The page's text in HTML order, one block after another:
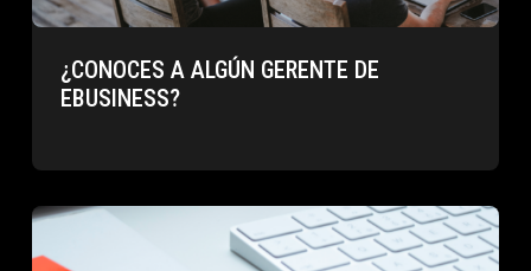
¿CONOCES A ALGÚN GERENTE DE
EBUSINESS?